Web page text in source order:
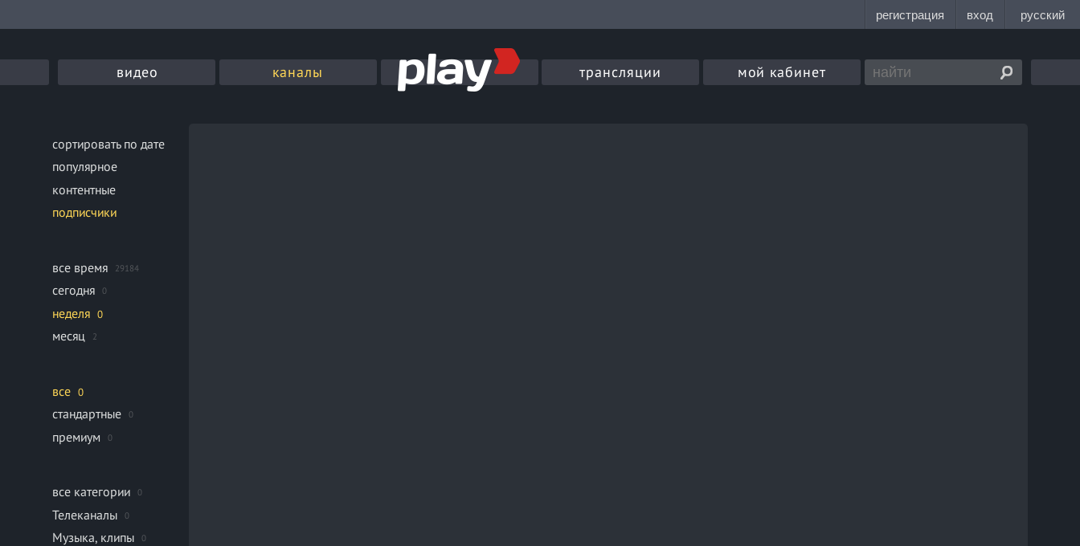
видео каналы трансляции мой кабинет
сортировать по дате
популярное
контентные
подписчики
все время 29184
сегодня 0
неделя 0
месяц 2
все 0
стандартные 0
премиум 0
все категории 0
Телеканалы 0
Музыка, клипы 0